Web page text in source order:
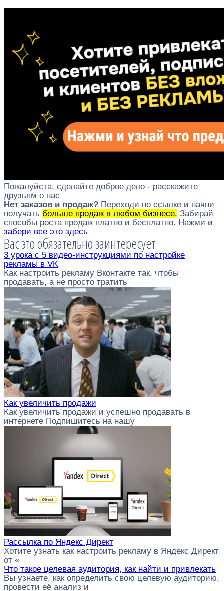
Пожалуйста, сделайте доброе дело - расскажите
друзьям о нас
Нет заказов и продаж? Переходи по ссылке и начни
получать больше продаж в любом бизнесе. Забирай
способы роста продаж платно и бесплатно. Нажми и
забери все это здесь
Вас это обязательно заинтересует
3 урока с 5 видео-инструкциями по настройке
рекламы в VK
Как настроить рекламу Вконтакте так, чтобы
продавать, а не просто тратить
Как увеличить продажи
Как увеличить продажи и успешно продавать в
интернете Подпишитесь на нашу
Рассылка по Яндекс Директ
Хотите узнать как настроить рекламу в Яндекс Директ
от «
Что такое целевая аудитория, как найти и привлекать
Вы узнаете, как определить свою целевую аудиторию,
провести её анализ и